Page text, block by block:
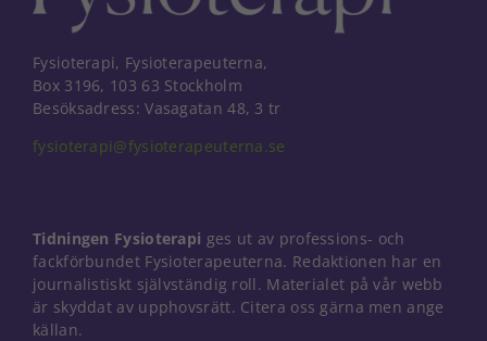
Fysioterapi, Fysioterapeuterna,
Box 3196, 103 63 Stockholm
Besöksadress: Vasagatan 48, 3 tr
fysioterapi@fysioterapeuterna.se
Tidningen Fysioterapi ges ut av professions- och
fackförbundet Fysioterapeuterna. Redaktionen har en
journalistiskt självständig roll. Materialet på vår webb
är skyddat av upphovsrätt. Citera oss gärna men ange
källan.